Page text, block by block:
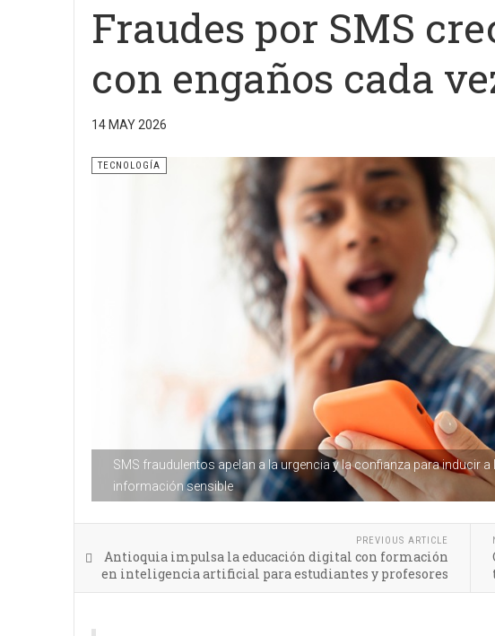
Fraudes por SMS
con engaños cada
14 MAY 2026
SMS fraudulentos apelan a la urgencia y la confianza para inducir
información sensible
TECNOLOGÍA
PREVIOUS ARTICLE
Antioquia impulsa la educación digital con formación
en inteligencia artificial para estudiantes y profesores